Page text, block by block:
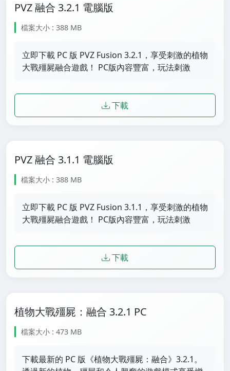
PVZ 融合 3.2.1 電腦版
檔案大小 : 388 MB
立即下載 PC 版 PVZ Fusion 3.2.1，享受刺激的植物
大戰殭屍融合遊戲！ PC版內容豐富，玩法刺激
下載
PVZ 融合 3.1.1 電腦版
檔案大小 : 388 MB
立即下載 PC 版 PVZ Fusion 3.1.1，享受刺激的植物
大戰殭屍融合遊戲！ PC版內容豐富，玩法刺激
下載
植物大戰殭屍：融合 3.2.1 PC
檔案大小 : 473 MB
下載最新的 PC 版《植物大戰殭屍：融合》3.2.1。